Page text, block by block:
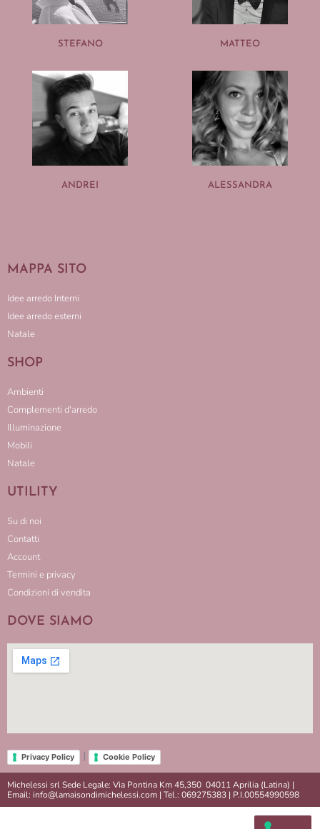
STEFANO MATTEO
ANDREI ALESSANDRA
MAPPA SITO
Idee arredo Interni
Idee arredo esterni
Natale
SHOP
Ambienti
Complementi d'arredo
Illuminazione
Mobili
Natale
UTILITY
Su di noi
Contatti
Account
Termini e privacy
Condizioni di vendita
DOVE SIAMO
Privacy Policy | Cookie Policy
Michelessi srl Sede Legale: Via Pontina Km 45,350 04011 Aprilia (Latina) |
Email: info@lamaisondimichelessi.com | Tel.: 069275383 | P.I.00554990598